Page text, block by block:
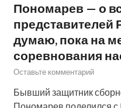
Пономарев — о
думаю, пока на
соревнования
Оставьте комментарий
Бывший защитник